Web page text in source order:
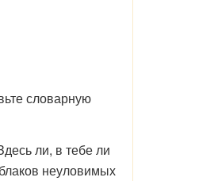
словарную
ли, в тебе ли
неуловимых